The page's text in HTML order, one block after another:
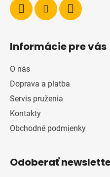
Informácie pre vás
O nás
Doprava a platba
Servis pruženia
Kontakty
Obchodné podmienky
Odoberať